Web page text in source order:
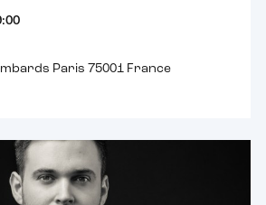
Paris 75001 France